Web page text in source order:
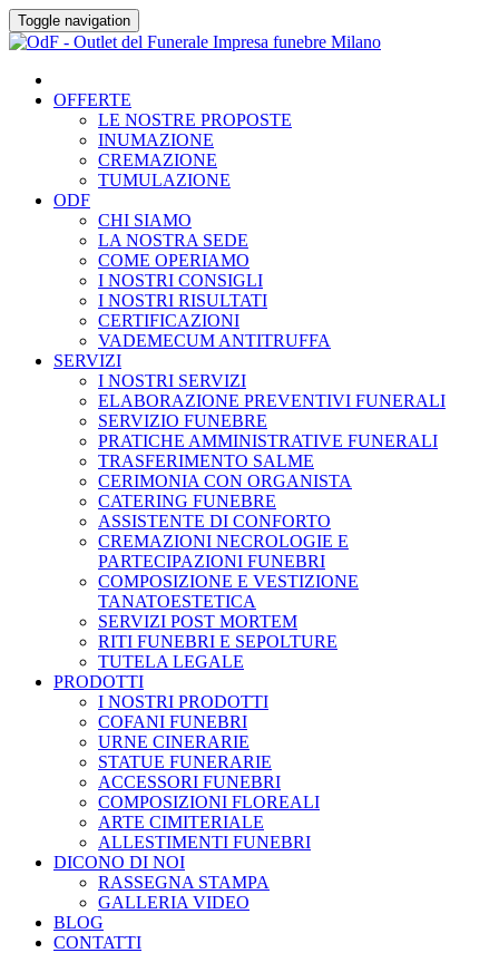
Skip
to
Toggle navigation
OFFERTE
LE NOSTRE PROPOSTE
INUMAZIONE
CREMAZIONE
TUMULAZIONE
ODF
CHI SIAMO
LA NOSTRA SEDE
COME OPERIAMO
I NOSTRI CONSIGLI
I NOSTRI RISULTATI
CERTIFICAZIONI
VADEMECUM ANTITRUFFA
SERVIZI
I NOSTRI SERVIZI
ELABORAZIONE PREVENTIVI FUNERALI
SERVIZIO FUNEBRE
PRATICHE AMMINISTRATIVE FUNERALI
TRASFERIMENTO SALME
CERIMONIA CON ORGANISTA
CATERING FUNEBRE
ASSISTENTE DI CONFORTO
CREMAZIONI NECROLOGIE E
PARTECIPAZIONI FUNEBRI
COMPOSIZIONE E VESTIZIONE
TANATOESTETICA
SERVIZI POST MORTEM
RITI FUNEBRI E SEPOLTURE
TUTELA LEGALE
PRODOTTI
I NOSTRI PRODOTTI
COFANI FUNEBRI
URNE CINERARIE
STATUE FUNERARIE
ACCESSORI FUNEBRI
COMPOSIZIONI FLOREALI
ARTE CIMITERIALE
ALLESTIMENTI FUNEBRI
DICONO DI NOI
RASSEGNA STAMPA
GALLERIA VIDEO
BLOG
CONTATTI